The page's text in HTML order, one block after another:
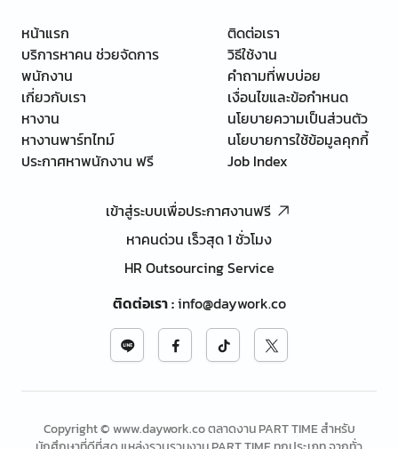
หน้าแรก
บริการหาคน ช่วยจัดการ
พนักงาน
เกี่ยวกับเรา
หางาน
หางานพาร์ทไทม์
ประกาศหาพนักงาน ฟรี
ติดต่อเรา
วิธีใช้งาน
คำถามที่พบบ่อย
เงื่อนไขและข้อกำหนด
นโยบายความเป็นส่วนตัว
นโยบายการใช้ข้อมูลคุกกี้
Job Index
เข้าสู่ระบบเพื่อประกาศงานฟรี
หาคนด่วน เร็วสุด 1 ชั่วโมง
HR Outsourcing Service
ติดต่อเรา:info@daywork.co
Copyright © www.daywork.co ตลาดงาน PART TIME สำหรับ